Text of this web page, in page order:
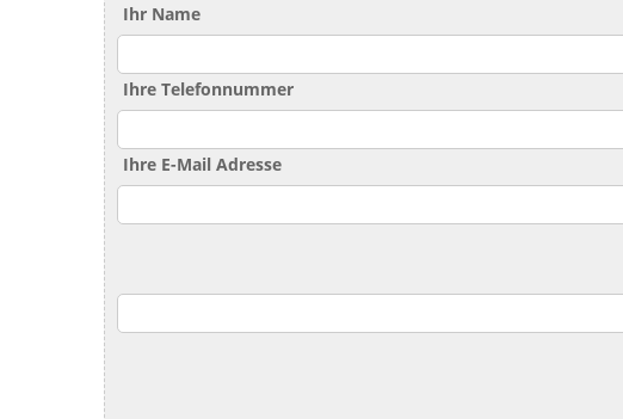
Ihr Name
Ihre Telefonnummer
Ihre E-Mail Adresse